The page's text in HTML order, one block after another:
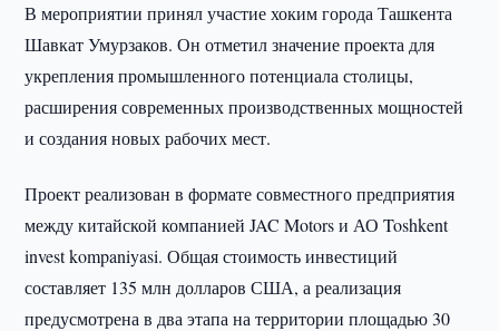
В мероприятии принял участие хоким города Ташкента
Шавкат Умурзаков. Он отметил значение проекта для
укрепления промышленного потенциала столицы,
расширения современных производственных мощностей
и создания новых рабочих мест.
Проект реализован в формате совместного предприятия
между китайской компанией JAC Motors и АО Toshkent
invest kompaniyasi. Общая стоимость инвестиций
составляет 135 млн долларов США, а реализация
предусмотрена в два этапа на территории площадью 30